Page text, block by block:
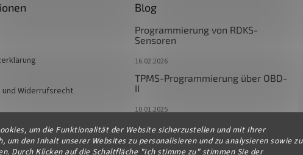
um die Funktionalität der Website sicherzustellen und mit Ihrer
um den Inhalt unserer Websites zu personalisieren und zu analysieren sowie zu
Durch Klicken auf die Schaltfläche "Ich stimme zu" stimmen Sie der
und Widerrufsrecht
Blog
Programmierung von RDKS-
Sensoren
16.02.2026
TPMS-Programmierung über OBD-
II
10.01.2025
TPMS-Programmierung als Kopie
des Originals